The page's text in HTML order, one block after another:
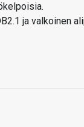
ja valkoinen